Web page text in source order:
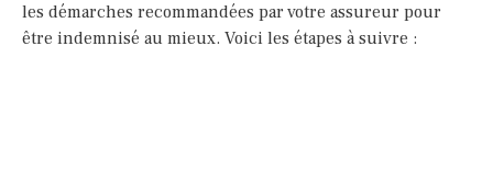
les démarches recommandées par votre assureur pour
être indemnisé au mieux. Voici les étapes à suivre :